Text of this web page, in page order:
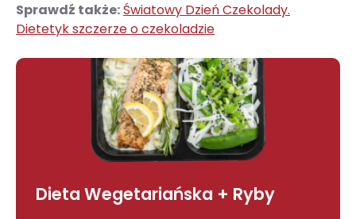
Sprawdź także:Światowy Dzień Czekolady.
Dietetyk szczerze o czekoladzie
Dieta Wegetariańska + Ryby